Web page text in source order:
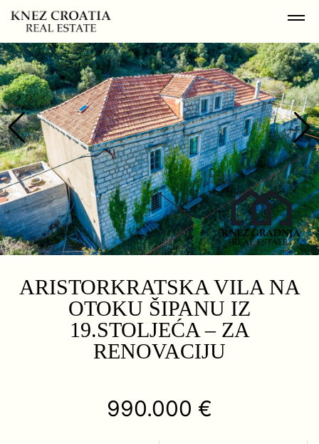
ARISTORKRATSKA VILA NA
OTOKU ŠIPANU IZ
19.STOLJEĆA – ZA
RENOVACIJU
990.000 €